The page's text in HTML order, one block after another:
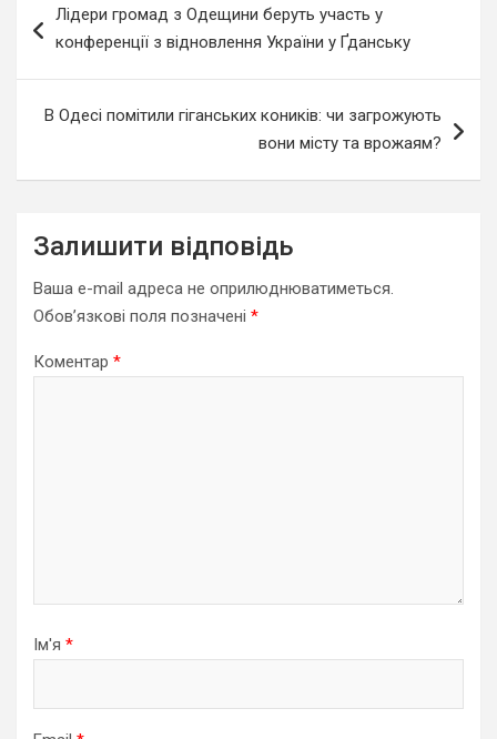
записів
Лідери громад з Одещини беруть участь у
конференції з відновлення України у Ґданську
В Одесі помітили гіганських коників: чи загрожують
вони місту та врожаям?
Залишити відповідь
Ваша e-mail адреса не оприлюднюватиметься.
Обов’язкові поля позначені *
Коментар *
Ім'я *